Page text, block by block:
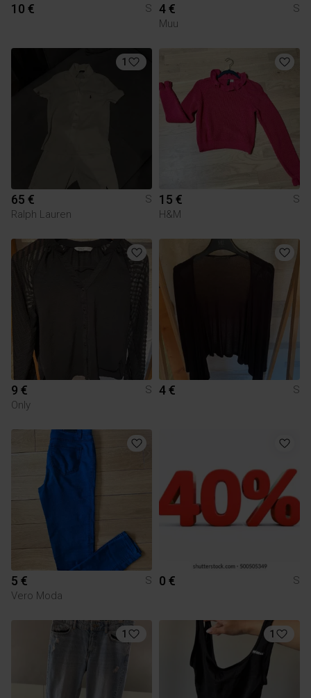
10 € S 4 €
S
Muu
1
65 €
S
Ralph Lauren
15 €
S
H&M
9 €
S
Only
4 € S
5 €
S
Vero Moda
0 € S
1 1